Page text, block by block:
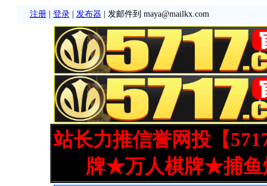
注册| 登录| 发布器 | 发邮件到 maya@mailkx.com
站长力推信誉网投【
牌★万人棋牌★捕鱼